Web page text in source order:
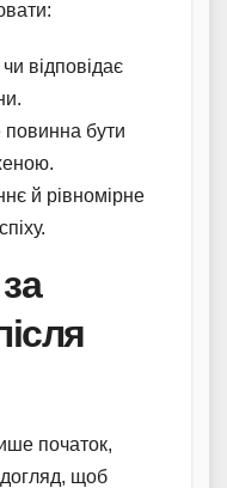
відповідає
бути
й рівномірне
початок,
щоб